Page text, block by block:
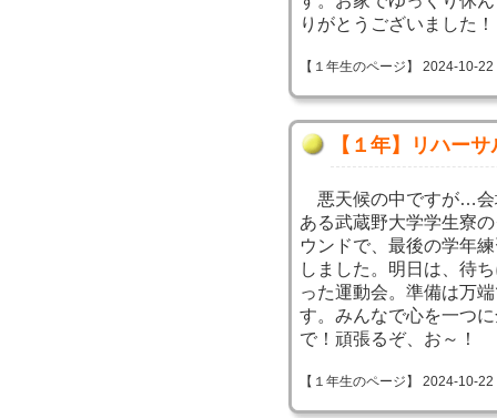
りがとうございました
【１年生のページ】 2024-10-
【１年】リハーサ
悪天候の中ですが…会
ある武蔵野大学学生寮
ウンドで、最後の学年
しました。明日は、待
った運動会。準備は万
す。みんなで心を一つ
で！頑張るぞ、お～！
【１年生のページ】 2024-10-